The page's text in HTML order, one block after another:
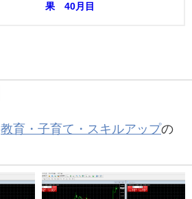
果 40月目
教育・子育て・スキルアップの